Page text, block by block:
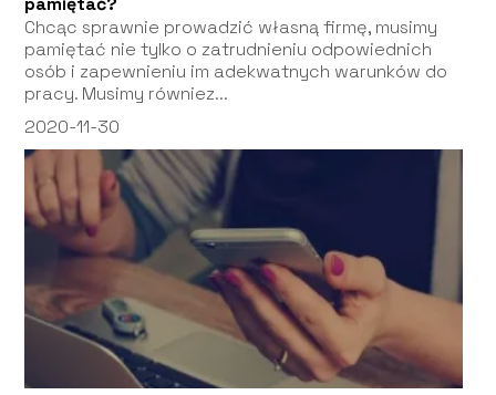
Chcąc sprawnie prowadzić własną firmę, musimy
pamiętać nie tylko o zatrudnieniu odpowiednich
osób i zapewnieniu im adekwatnych warunków do
pracy. Musimy równiez...
2020-11-30